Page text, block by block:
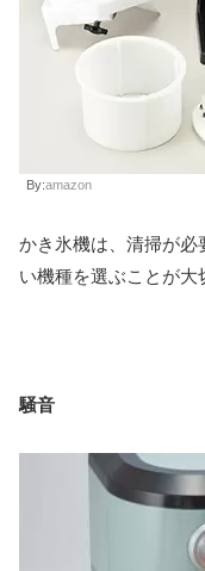
By:amazon
かき氷機は、清掃が必
い機種を選ぶことが大
騒音